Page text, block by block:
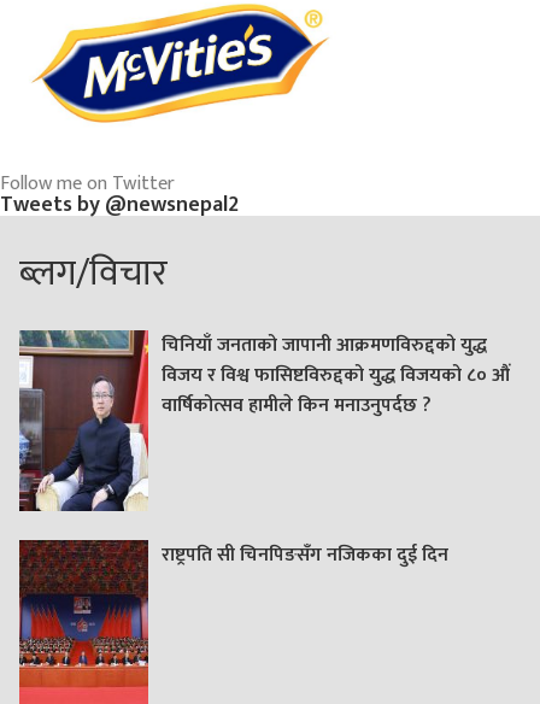
Follow me on Twitter
Tweets by @newsnepal2
ब्लग/विचार
चिनियाँ जनताको जापानी आक्रमणविरुद्दको युद्ध
विजय र विश्व फासिष्टविरुद्दको युद्ध विजयको ८० औं
वार्षिकोत्सव हामीले किन मनाउनुपर्दछ ?
राष्ट्रपति सी चिनपिङसँग नजिकका दुई दिन